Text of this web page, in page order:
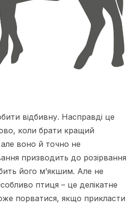
відбивну. Насправді це
коли брати кращий
воно й точно не
призводить до розірвання
його м’якшим. Але не
птиця – це делікатне
порватися, якщо прикласти